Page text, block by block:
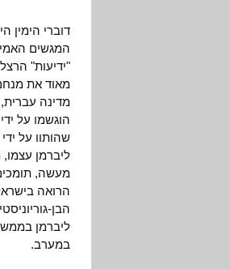
דוברי הימין
המגשים
מאוד את מנחם
מדינה
הוגשמו על
שהותוו על
ליברמן
מעשה,
הרואה
הבן-
ליברמן
במערב.